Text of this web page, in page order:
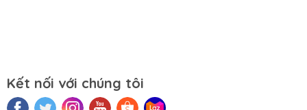
Kết nối với chúng tôi